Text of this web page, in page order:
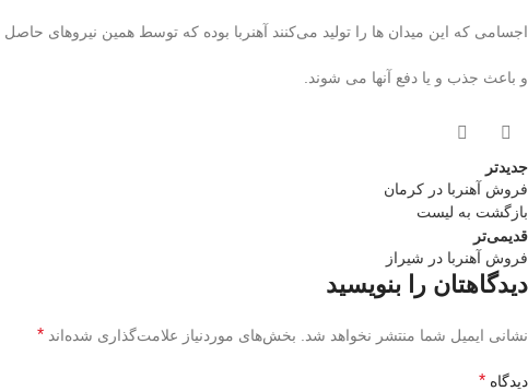
اجسامی که این میدان ها را تولید می‌کنند آهنربا بوده که توسط همین نیروهای حاصل
و باعث جذب و یا دفع آنها می شوند.
جدیدتر
فروش آهنربا در کرمان
بازگشت به لیست
قدیمی‌تر
فروش آهنربا در شیراز
دیدگاهتان را بنویسید
نشانی ایمیل شما منتشر نخواهد شد. بخش‌های موردنیاز علامت‌گذاری شده‌اند *
دیدگاه *